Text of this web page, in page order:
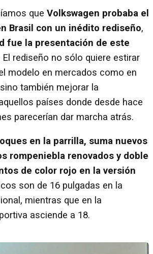
que Volkswagen probaba el
Brasil con un inédito rediseño,
fue la presentación de este
El rediseño no sólo quiere estirar
modelo en mercados como en
también mejorar la
países donde desde hace
parecerían dar marcha atrás.
en la parrilla, suma nuevos
rompeniebla renovados y doble
de color rojo en la versión
son de 16 pulgadas en la
mientras que en la
asciende a 18.